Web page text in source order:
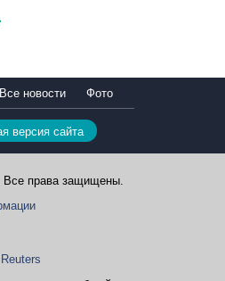
Все новости Фото
версия сайта
Все права защищены.